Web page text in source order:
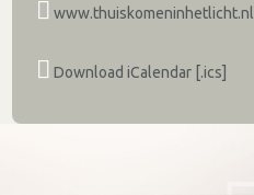
www.thuiskomeninhetlicht.nl
Download iCalendar [.ics]